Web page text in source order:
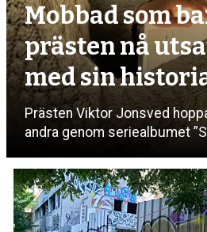
Mobbad som
prästen nå
med sin
Prästen Viktor Jonsved
andra genom seriealbumet